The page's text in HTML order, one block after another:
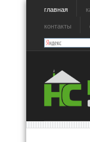
главная
контакты